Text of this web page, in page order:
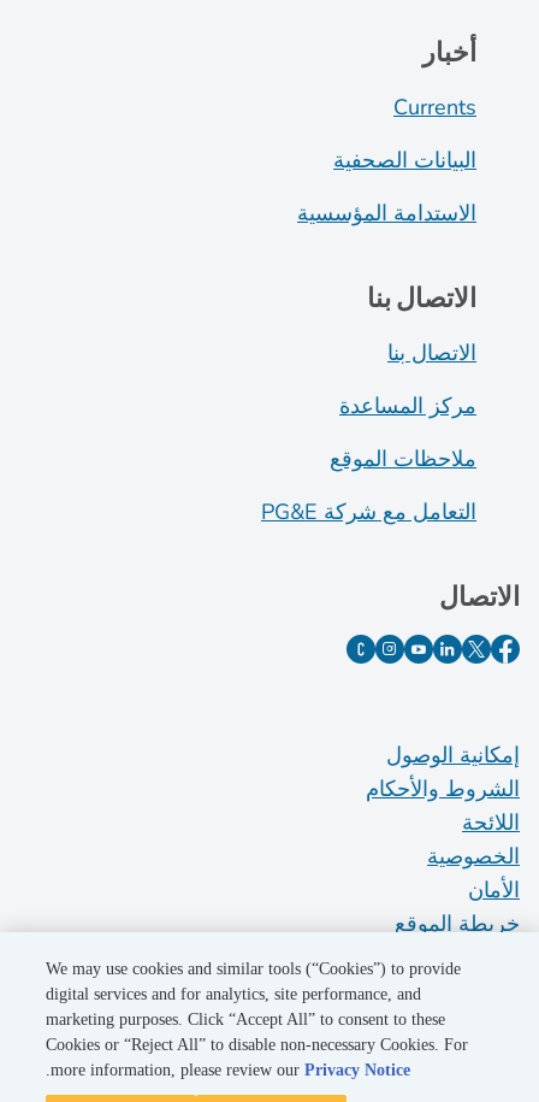
أخبار
Currents
البيانات الصحفية
الاستدامة المؤسسية
الاتصال بنا
الاتصال بنا
مركز المساعدة
ملاحظات الموقع
التعامل مع شركة PG&E
الاتصال
إمكانية الوصول
الشروط والأحكام
اللائحة
الخصوصية
الأمان
خريطة الموقع
Do Not Sell My Personal Information
We may use cookies and similar tools (“Cookies”) to provide
digital services and for analytics, site performance, and
marketing purposes. Click “Accept All” to consent to these
Cookies or “Reject All” to disable non-necessary Cookies. For
more information, please review ourPrivacy Notice
.